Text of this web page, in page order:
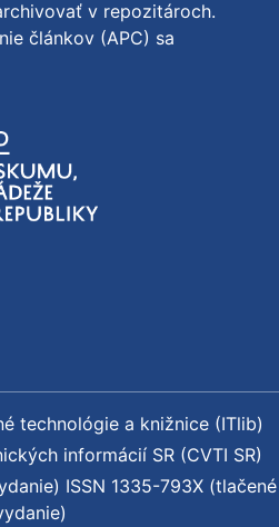
v repozitároch.
článkov (APC) sa
technológie a knižnice (ITlib)
informácií SR (CVTI SR)
ISSN 1335-793X (tlačené